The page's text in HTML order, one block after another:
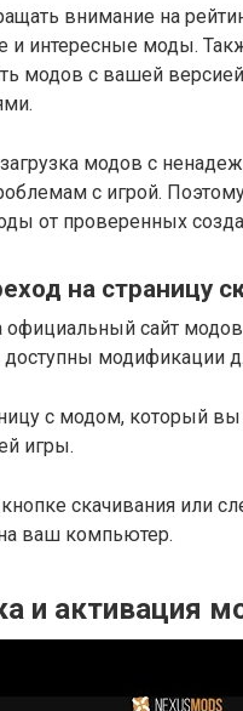
внимание на
и интересные моды.
модов с вашей
модов с
с игрой.
от проверенных
на страницу
официальный сайт
доступны модификации
с модом, который вы
игры.
скачивания или
ваш компьютер.
и активация